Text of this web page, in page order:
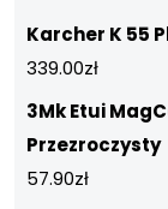
Karcher K 55
339.00zł
3Mk Etui
Przezroczysty
57.90zł